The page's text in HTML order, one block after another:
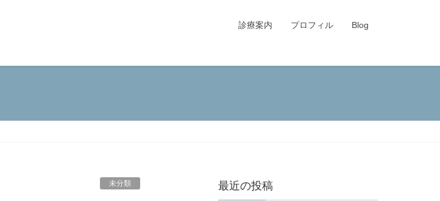
診療案内 プロフィル Blog
未分類 最近の投稿